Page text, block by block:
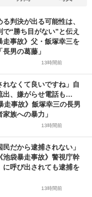
る判決が出る可能性は、
“勝ち目がない”と伝え
事故》父・飯塚幸三を
男の葛藤」
13時間前
れなくて良いですね」自
出、嫌がらせ電話も…
走事故》飯塚幸三の長男
族への暴力」
13時間前
民だから逮捕されない」
袋暴走事故》警視庁幹
に呼び出されても逮捕を
13時間前